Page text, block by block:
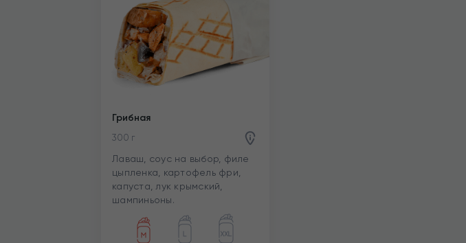
Грибная
300 г
Лаваш, соус на выбор, филе
цыпленка, картофель фри,
капуста, лук крымский,
шампиньоны.